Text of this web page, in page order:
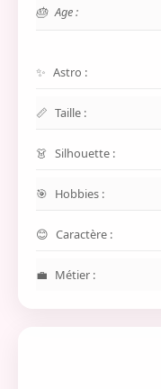
Age :
Astro :
Taille :
Silhouette :
Hobbies :
Caractère :
Métier :